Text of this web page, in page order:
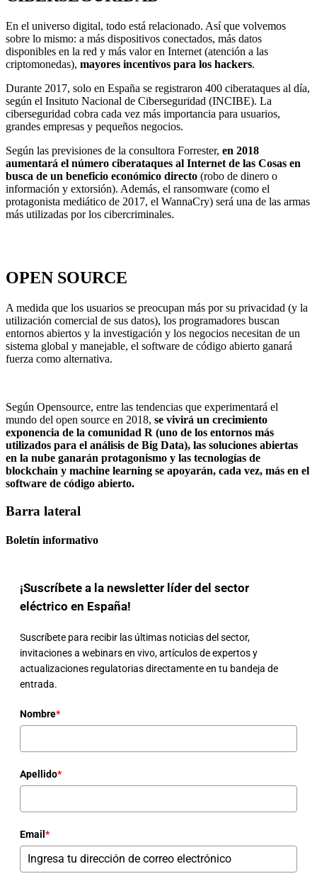
En el universo digital, todo está relacionado. Así que volvemos
sobre lo mismo: a más dispositivos conectados, más datos
disponibles en la red y más valor en Internet (atención a las
criptomonedas), mayores incentivos para los hackers.
Durante 2017, solo en España se registraron 400 ciberataques al día,
según el Insituto Nacional de Ciberseguridad (INCIBE). La
ciberseguridad cobra cada vez más importancia para usuarios,
grandes empresas y pequeños negocios.
Según las previsiones de la consultora Forrester, en 2018
aumentará el número ciberataques al Internet de las Cosas en
busca de un beneficio económico directo (robo de dinero o
información y extorsión). Además, el ransomware (como el
protagonista mediático de 2017, el WannaCry) será una de las armas
más utilizadas por los cibercriminales.
OPEN SOURCE
A medida que los usuarios se preocupan más por su privacidad (y la
utilización comercial de sus datos), los programadores buscan
entornos abiertos y la investigación y los negocios necesitan de un
sistema global y manejable, el software de código abierto ganará
fuerza como alternativa.
Según Opensource, entre las tendencias que experimentará el
mundo del open source en 2018, se vivirá un crecimiento
exponencia de la comunidad R (uno de los entornos más
utilizados para el análisis de Big Data), las soluciones abiertas
en la nube ganarán protagonismo y las tecnologías de
blockchain y machine learning se apoyarán, cada vez, más en el
software de código abierto.
Barra lateral
Boletín informativo
¡Suscríbete a la newsletter líder del sector
eléctrico en España!
Suscríbete para recibir las últimas noticias del sector,
invitaciones a webinars en vivo, artículos de expertos y
actualizaciones regulatorias directamente en tu bandeja de
entrada.
Nombre*
Apellido*
Email *